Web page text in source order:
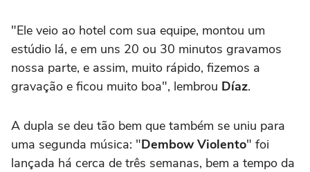
"Ele veio ao hotel com sua equipe, montou um
estúdio lá, e em uns 20 ou 30 minutos gravamos
nossa parte, e assim, muito rápido, fizemos a
gravação e ficou muito boa", lembrou Díaz.
A dupla se deu tão bem que também se uniu para
uma segunda música: "Dembow Violento" foi
lançada há cerca de três semanas, bem a tempo da